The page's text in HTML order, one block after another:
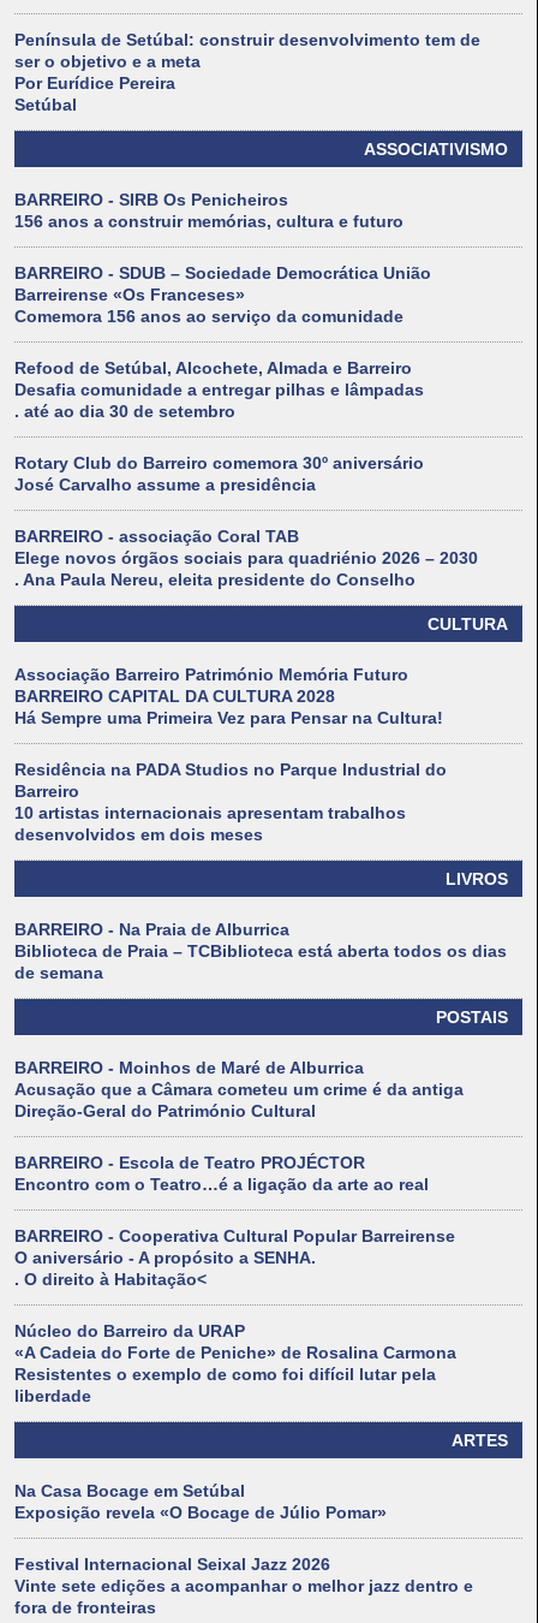
Península de Setúbal: construir desenvolvimento tem de
ser o objetivo e a meta
Por Eurídice Pereira
Setúbal
ASSOCIATIVISMO
BARREIRO - SIRB Os Penicheiros
156 anos a construir memórias, cultura e futuro
BARREIRO - SDUB – Sociedade Democrática União
Barreirense «Os Franceses»
Comemora 156 anos ao serviço da comunidade
Refood de Setúbal, Alcochete, Almada e Barreiro
Desafia comunidade a entregar pilhas e lâmpadas
. até ao dia 30 de setembro
Rotary Club do Barreiro comemora 30º aniversário
José Carvalho assume a presidência
BARREIRO - associação Coral TAB
Elege novos órgãos sociais para quadriénio 2026 – 2030
. Ana Paula Nereu, eleita presidente do Conselho
CULTURA
Associação Barreiro Património Memória Futuro
BARREIRO CAPITAL DA CULTURA 2028
Há Sempre uma Primeira Vez para Pensar na Cultura!
Residência na PADA Studios no Parque Industrial do
Barreiro
10 artistas internacionais apresentam trabalhos
desenvolvidos em dois meses
LIVROS
BARREIRO - Na Praia de Alburrica
Biblioteca de Praia – TCBiblioteca está aberta todos os dias
de semana
POSTAIS
BARREIRO - Moinhos de Maré de Alburrica
Acusação que a Câmara cometeu um crime é da antiga
Direção-Geral do Património Cultural
BARREIRO - Escola de Teatro PROJÉCTOR
Encontro com o Teatro…é a ligação da arte ao real
BARREIRO - Cooperativa Cultural Popular Barreirense
O aniversário - A propósito a SENHA.
. O direito à Habitação<
Núcleo do Barreiro da URAP
«A Cadeia do Forte de Peniche» de Rosalina Carmona
Resistentes o exemplo de como foi difícil lutar pela
liberdade
ARTES
Na Casa Bocage em Setúbal
Exposição revela «O Bocage de Júlio Pomar»
Festival Internacional Seixal Jazz 2026
Vinte sete edições a acompanhar o melhor jazz dentro e
fora de fronteiras